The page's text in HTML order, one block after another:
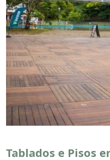
Tablados e Pisos